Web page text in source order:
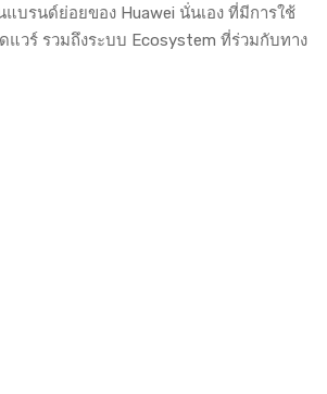
แบรนด์ย่อยของ Huawei นั่นเอง ที่มีการใช้
แวร์ รวมถึงระบบ Ecosystem ที่ร่วมกับทาง